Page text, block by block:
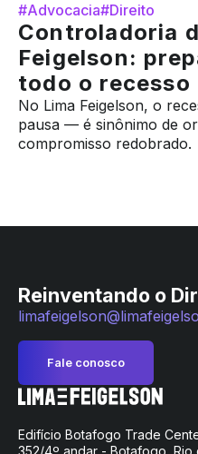
#Advocacia#Direito
Controladoria
Feigelson:
todo o recesso
No Lima Feigelson, o
pausa — é sinônimo de
compromisso redobrado.
Reinventando o
Fale conosco
Edifício Botafogo Trade